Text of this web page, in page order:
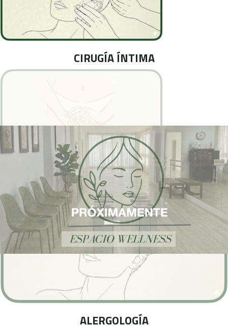
CIRUGÍA ÍNTIMA
TRICOLOGÍA CAPILAR
ALERGOLOGÍA